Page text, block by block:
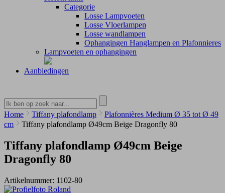
Categorie
Losse Lampvoeten
Losse Vloerlampen
Losse wandlampen
Ophangingen Hanglampen en Plafonnieres
Lampvoeten en ophangingen
Aanbiedingen
Home Tiffany plafondlamp
Plafonnières Medium Ø 35 tot Ø 49
cm
Tiffany plafondlamp Ø49cm Beige Dragonfly 80
Tiffany plafondlamp Ø49cm Beige
Dragonfly 80
Artikelnummer: 1102-80